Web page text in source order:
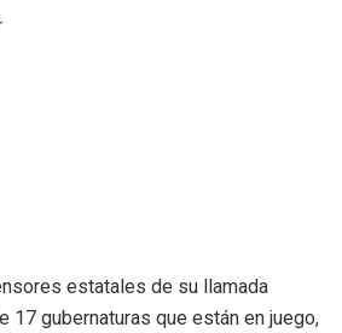
estatales de su llamada
gubernaturas que están en juego,